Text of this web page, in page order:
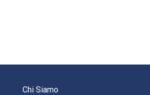
Chi Siamo